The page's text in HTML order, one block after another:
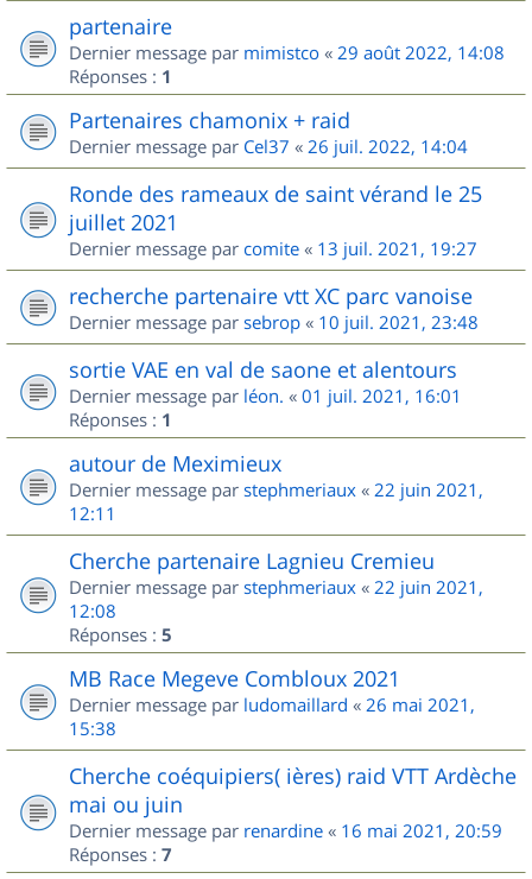
partenaire
Dernier message par mimistco « 29 août 2022, 14:08
Réponses : 1
Partenaires chamonix + raid
Dernier message par Cel37 « 26 juil. 2022, 14:04
Ronde des rameaux de saint vérand le 25
juillet 2021
Dernier message par comite « 13 juil. 2021, 19:27
recherche partenaire vtt XC parc vanoise
Dernier message par sebrop « 10 juil. 2021, 23:48
sortie VAE en val de saone et alentours
Dernier message par léon. « 01 juil. 2021, 16:01
Réponses : 1
autour de Meximieux
Dernier message par stephmeriaux « 22 juin 2021,
12:11
Cherche partenaire Lagnieu Cremieu
Dernier message par stephmeriaux « 22 juin 2021,
12:08
Réponses : 5
MB Race Megeve Combloux 2021
Dernier message par ludomaillard « 26 mai 2021,
15:38
Cherche coéquipiers( ières) raid VTT Ardèche
mai ou juin
Dernier message par renardine « 16 mai 2021, 20:59
Réponses : 7